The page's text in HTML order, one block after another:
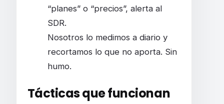
“planes” o “precios”, alerta al
SDR.
Nosotros lo medimos a diario y
recortamos lo que no aporta. Sin
humo.
Tácticas que funcionan